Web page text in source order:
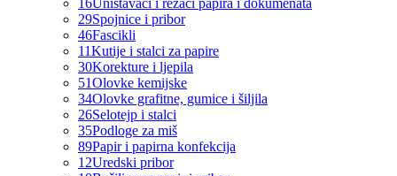
16Uništavači i rezači papira i dokumenata
29Spojnice i pribor
46Fascikli
11Kutije i stalci za papire
30Korekture i ljepila
51Olovke kemijske
34Olovke grafitne, gumice i šiljila
26Selotejp i stalci
35Podloge za miš
89Papir i papirna konfekcija
12Uredski pribor